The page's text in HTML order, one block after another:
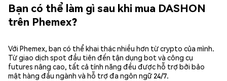
Bạn có thể làm gì sau khi mua DASHON
trên Phemex?
Với Phemex, bạn có thể khai thác nhiều hơn từ crypto của mình.
Từ giao dịch spot đầu tiên đến tận dụng bot và công cụ
futures nâng cao, tất cả tính năng đều được hỗ trợ bởi bảo
mật hàng đầu ngành và hỗ trợ đa ngôn ngữ 24/7.